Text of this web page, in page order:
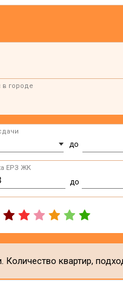
в городе
до
ЕРЗ ЖК
до
квартир,